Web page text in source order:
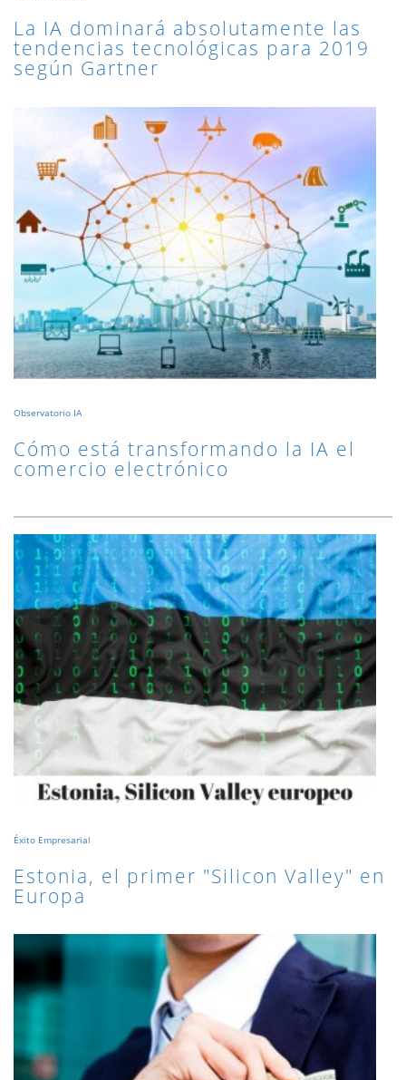
La IA dominará absolutamente las
tendencias tecnológicas para 2019
según Gartner
Observatorio IA
Cómo está transformando la IA el
comercio electrónico
Éxito Empresarial
Estonia, el primer "Silicon Valley" en
Europa